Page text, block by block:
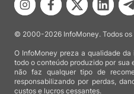
© 2000-2026 InfoMoney. Todos os
O InfoMoney preza a qualidade
todo o conteúdo produzido por sua
não faz qualquer tipo de
responsabilizando por perdas,
custos e lucros cessantes.